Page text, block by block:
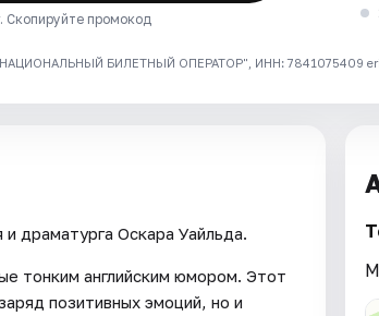
Скопируйте промокод
БИЛЕТНЫЙ ОПЕРАТОР", ИНН: 7841075409 erid:
драматурга Оскара Уайльда.
тонким английским юмором. Этот
позитивных эмоций, но и